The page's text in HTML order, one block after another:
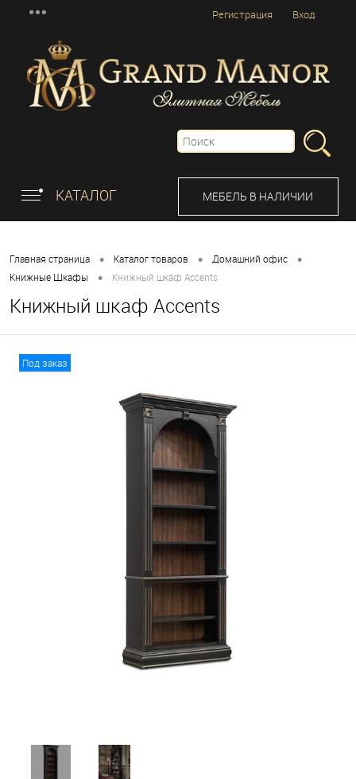
Вход
Регистрация
КАТАЛОГ МЕБЕЛЬ В НАЛИЧИИ
Главная страница • Каталог товаров • Домашний офис •
Книжные Шкафы • Книжный шкаф Accents
Книжный шкаф Accents
Под заказ